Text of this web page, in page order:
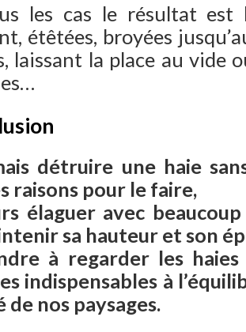
les cas le résultat est
étêtées, broyées
laissant la place au vide
détruire une haie
raisons pour le faire,
élaguer avec
sa hauteur et son
à regarder les
indispensables à
de nos paysages.